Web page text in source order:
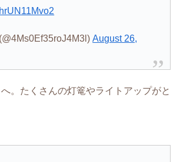
August 26,
。たくさんの灯篭やライトアップがと